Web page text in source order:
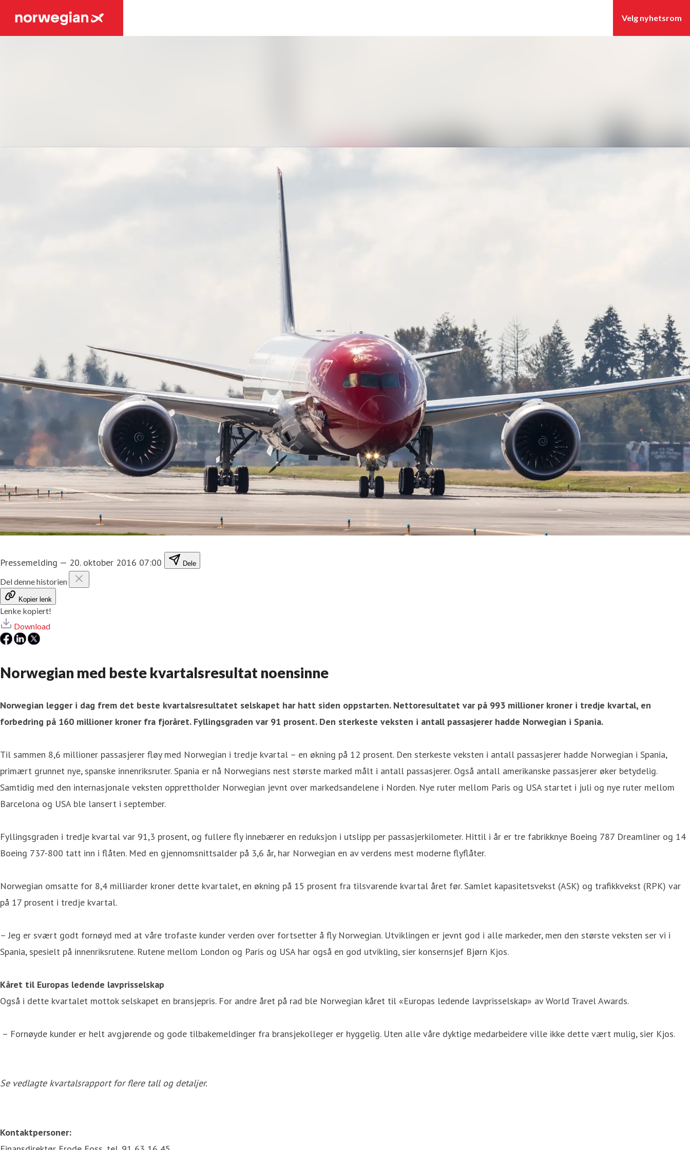
Pressemelding — 20. oktober 2016 07:00 Dele
Del denne historien
Kopier lenk
Lenke kopiert!
Download
Norwegian med beste kvartalsresultat noensinne
Norwegian legger i dag frem det beste kvartalsresultatet selskapet har hatt siden oppstarten. Nettoresultatet var på 993 millioner kroner i tredje kvartal, en
forbedring på 160 millioner kroner fra fjoråret. Fyllingsgraden var 91 prosent. Den sterkeste veksten i antall passasjerer hadde Norwegian i Spania.
Til sammen 8,6 millioner passasjerer fløy med Norwegian i tredje kvartal – en økning på 12 prosent. Den sterkeste veksten i antall passasjerer hadde Norwegian i Spania,
primært grunnet nye, spanske innenriksruter. Spania er nå Norwegians nest største marked målt i antall passasjerer. Også antall amerikanske passasjerer øker betydelig.
Samtidig med den internasjonale veksten opprettholder Norwegian jevnt over markedsandelene i Norden. Nye ruter mellom Paris og USA startet i juli og nye ruter mellom
Barcelona og USA ble lansert i september.
Fyllingsgraden i tredje kvartal var 91,3 prosent, og fullere fly innebærer en reduksjon i utslipp per passasjerkilometer. Hittil i år er tre fabrikknye Boeing 787 Dreamliner og 14
Boeing 737-800 tatt inn i flåten. Med en gjennomsnittsalder på 3,6 år, har Norwegian en av verdens mest moderne flyflåter.
Norwegian omsatte for 8,4 milliarder kroner dette kvartalet, en økning på 15 prosent fra tilsvarende kvartal året før. Samlet kapasitetsvekst (ASK) og trafikkvekst (RPK) var
på 17 prosent i tredje kvartal.
– Jeg er svært godt fornøyd med at våre trofaste kunder verden over fortsetter å fly Norwegian. Utviklingen er jevnt god i alle markeder, men den største veksten ser vi i
Spania, spesielt på innenriksrutene. Rutene mellom London og Paris og USA har også en god utvikling, sier konsernsjef Bjørn Kjos.
Kåret til Europas ledende lavprisselskap
Også i dette kvartalet mottok selskapet en bransjepris. For andre året på rad ble Norwegian kåret til «Europas ledende lavprisselskap» av World Travel Awards.
– Fornøyde kunder er helt avgjørende og gode tilbakemeldinger fra bransjekolleger er hyggelig. Uten alle våre dyktige medarbeidere ville ikke dette vært mulig, sier Kjos.
Se vedlagte kvartalsrapport for flere tall og detaljer.
Kontaktpersoner: